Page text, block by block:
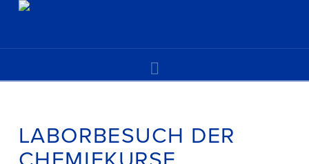
LABORBESUCH DER